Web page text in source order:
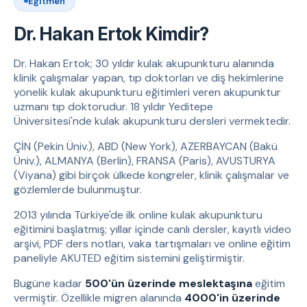
Dr. Hakan Ertok Kimdir?
Dr. Hakan Ertok; 30 yıldır kulak akupunkturu alanında
klinik çalışmalar yapan, tıp doktorları ve diş hekimlerine
yönelik kulak akupunkturu eğitimleri veren akupunktur
uzmanı tıp doktorudur. 18 yıldır Yeditepe
Üniversitesi'nde kulak akupunkturu dersleri vermektedir.
ÇİN (Pekin Üniv.), ABD (New York), AZERBAYCAN (Bakü
Üniv.), ALMANYA (Berlin), FRANSA (Paris), AVUSTURYA
(Viyana) gibi birçok ülkede kongreler, klinik çalışmalar ve
gözlemlerde bulunmuştur.
2013 yılında Türkiye'de ilk online kulak akupunkturu
eğitimini başlatmış; yıllar içinde canlı dersler, kayıtlı video
arşivi, PDF ders notları, vaka tartışmaları ve online eğitim
paneliyle AKUTED eğitim sistemini geliştirmiştir.
Bugüne kadar 500'ün üzerinde meslektaşınaeğitim
vermiştir. Özellikle migren alanında 4000'in üzerinde